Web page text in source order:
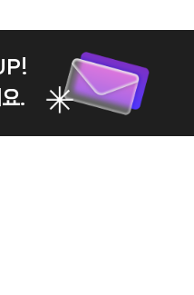
.